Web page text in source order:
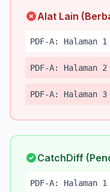
Alat Lain
PDF-A: Halaman 1
PDF-A: Halaman 2
PDF-A: Halaman 3
CatchDiff
PDF-A: Halaman 1